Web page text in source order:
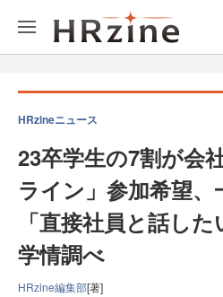
HRzineニュース
23卒学生の7割が会
ライン」参加希望、
「直接社員と話し
学情調べ
HRzine編集部[著]